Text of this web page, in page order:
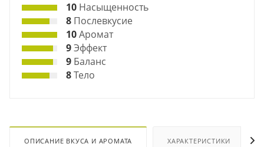
10 Насыщенность
8 Послевкусие
10Аромат
9Эффект
9 Баланс
8Тело
ОПИСАНИЕ ВКУСА И АРОМАТА ХАРАКТЕРИСТИКИ